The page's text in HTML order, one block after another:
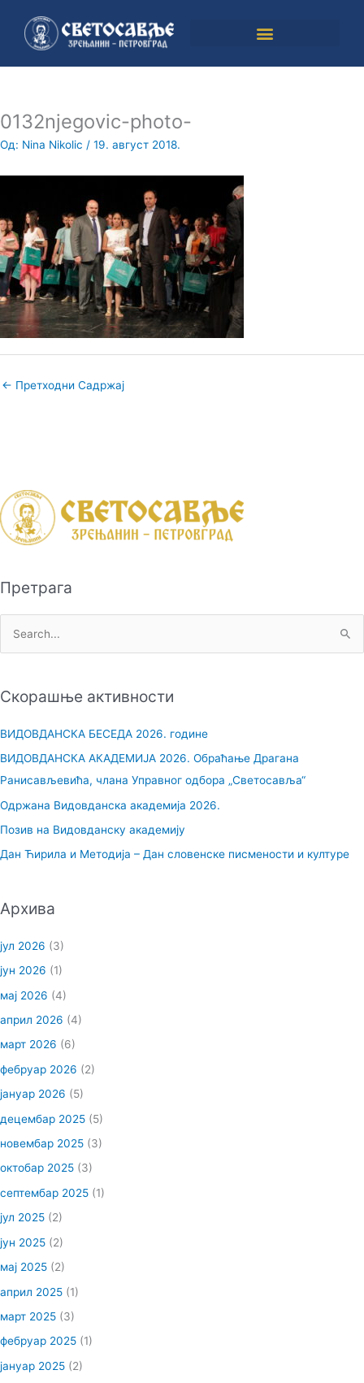
садржај
0132njegovic-photo-
Од: Nina Nikolic / 19. август 2018.
← Претходни Садржај
Претрага
т
з
а
:
Скорашње активности
ВИДОВДАНСКА БЕСЕДА 2026. године
ВИДОВДАНСКА АКАДЕМИЈА 2026. Обраћање Драгана
Ранисављевића, члана Управног одбора „Светосавља“
Одржана Видовданска академија 2026.
Позив на Видовданску академију
Дан Ћирила и Методија – Дан словенске писмености и културе
Архива
јул 2026 (3)
јун 2026 (1)
мај 2026 (4)
април 2026 (4)
март 2026 (6)
фебруар 2026 (2)
јануар 2026 (5)
децембар 2025 (5)
новембар 2025 (3)
октобар 2025 (3)
септембар 2025 (1)
јул 2025 (2)
јун 2025 (2)
мај 2025 (2)
април 2025 (1)
март 2025 (3)
фебруар 2025 (1)
јануар 2025 (2)